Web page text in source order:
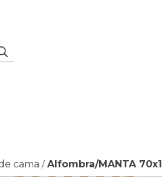
cama / Alfombra/MANTA